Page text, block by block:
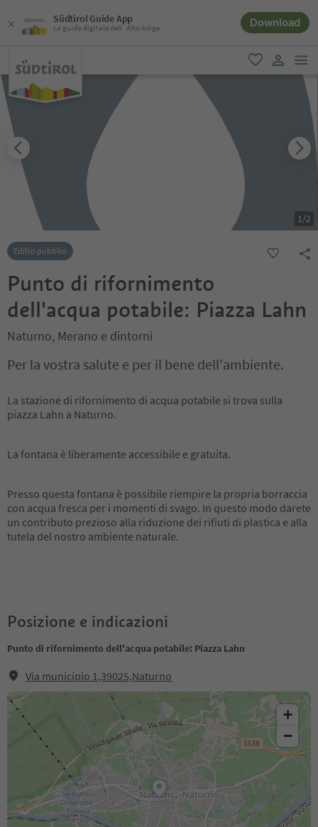
Südtirol Guide App
La guida digitale dell´Alto Adige Download
favoriti
user link
1/2
Edifici pubblici
Punto di rifornimento
dell'acqua potabile: Piazza Lahn
Naturno, Merano e dintorni
Per la vostra salute e per il bene dell'ambiente.
La stazione di rifornimento di acqua potabile si trova sulla
piazza Lahn a Naturno.
La fontana è liberamente accessibile e gratuita.
Presso questa fontana è possibile riempire la propria borraccia
con acqua fresca per i momenti di svago. In questo modo darete
un contributo prezioso alla riduzione dei rifiuti di plastica e alla
tutela del nostro ambiente naturale.
Posizione e indicazioni
Punto di rifornimento dell'acqua potabile: Piazza Lahn
Via municipio 1,39025,Naturno
+
−